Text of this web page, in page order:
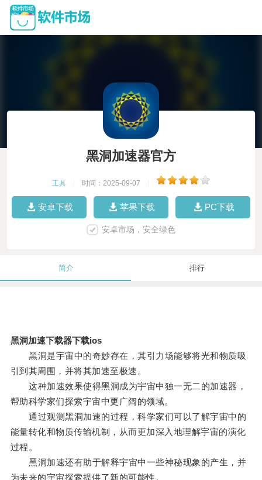
黑洞加速器官方
工具 时间：2025-09-07
安卓下载 苹果下载 PC下载
安卓市场，安全绿色
简介 排行
黑洞加速下载器下载ios
黑洞是宇宙中的奇妙存在，其引力场能够将光和物质吸
引到其周围，并将其加速至极速。
这种加速效果使得黑洞成为宇宙中独一无二的加速器，
帮助科学家们探索宇宙中更广阔的领域。
通过观测黑洞加速的过程，科学家们可以了解宇宙中的
能量转化和物质传输机制，从而更加深入地理解宇宙的演化
过程。
黑洞加速还有助于解释宇宙中一些神秘现象的产生，并
为未来的宇宙探索提供了新的可能性。